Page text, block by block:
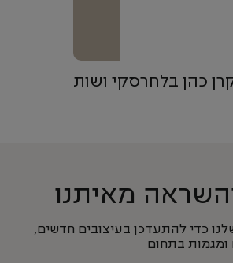
מאיתנו
כדי להתעדכן בעיצובים חדשים,
ומגמות בתחום